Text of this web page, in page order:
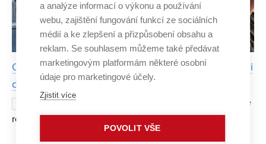
Oboustranné oblečení od Flipky lze nosit do města i
do hor. Šetří životní prostředí i peněženku
Proti trendu takzvané fast fashion se
rozhodli bojovat Šimon Lipták a David Maroši, absolventi
a analýze informací o výkonu a používání
webu, zajištění fungování funkcí ze sociálních
médií a ke zlepšení a přizpůsobení obsahu a
reklam. Se souhlasem můžeme také předávat
marketingovým platformám některé osobní
údaje pro marketingové účely.
Zjistit více
POVOLIT VŠE